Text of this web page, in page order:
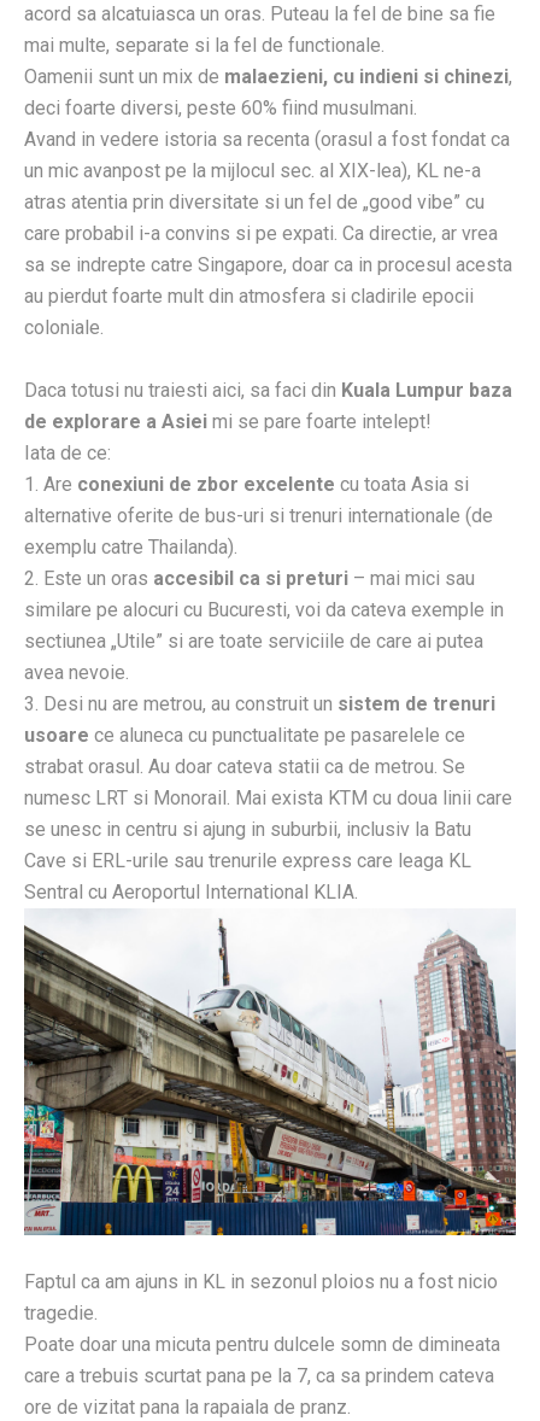
acord sa alcatuiasca un oras. Puteau la fel de bine sa fie
mai multe, separate si la fel de functionale.
Oamenii sunt un mix de malaezieni, cu indieni si chinezi,
deci foarte diversi, peste 60% fiind musulmani.
Avand in vedere istoria sa recenta (orasul a fost fondat ca
un mic avanpost pe la mijlocul sec. al XIX-lea), KL ne-a
atras atentia prin diversitate si un fel de „good vibe” cu
care probabil i-a convins si pe expati. Ca directie, ar vrea
sa se indrepte catre Singapore, doar ca in procesul acesta
au pierdut foarte mult din atmosfera si cladirile epocii
coloniale.
Daca totusi nu traiesti aici, sa faci din Kuala Lumpur baza
de explorare a Asiei mi se pare foarte intelept!
Iata de ce:
1. Are conexiuni de zbor excelente cu toata Asia si
alternative oferite de bus-uri si trenuri internationale (de
exemplu catre Thailanda).
2. Este un oras accesibil ca si preturi – mai mici sau
similare pe alocuri cu Bucuresti, voi da cateva exemple in
sectiunea „Utile” si are toate serviciile de care ai putea
avea nevoie.
3. Desi nu are metrou, au construit un sistem de trenuri
usoare ce aluneca cu punctualitate pe pasarelele ce
strabat orasul. Au doar cateva statii ca de metrou. Se
numesc LRT si Monorail. Mai exista KTM cu doua linii care
se unesc in centru si ajung in suburbii, inclusiv la Batu
Cave si ERL-urile sau trenurile express care leaga KL
Sentral cu Aeroportul International KLIA.
Faptul ca am ajuns in KL in sezonul ploios nu a fost nicio
tragedie.
Poate doar una micuta pentru dulcele somn de dimineata
care a trebuis scurtat pana pe la 7, ca sa prindem cateva
ore de vizitat pana la rapaiala de pranz.